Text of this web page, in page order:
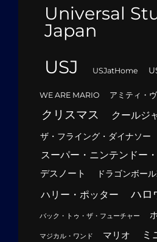
Universal
Japan
USJ
USJatHome
WE ARE MARIO アミティ・
クリスマス クールジ
ザ・フライング・ダイナソー
スーパー・ニンテンドー
デスノート ドラゴンボー
ハリー・ポッター ハロ
バック・トゥ・ザ・フューチャー
マジカル・ワンド マリオ ミ